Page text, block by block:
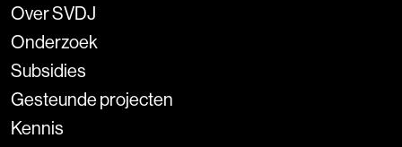
Over SVDJ
Onderzoek
Subsidies
Gesteunde projecten
Kennis